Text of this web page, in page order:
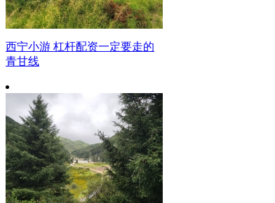
西宁小游 杠杆配资一定要走的
青甘线